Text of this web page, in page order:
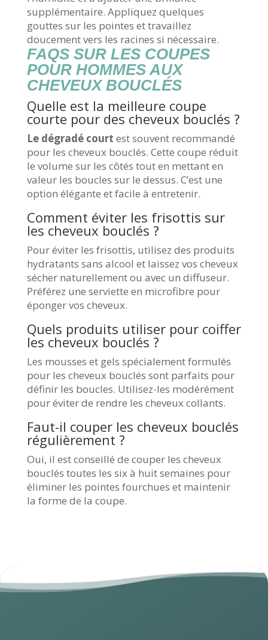
supplémentaire. Appliquez quelques
gouttes sur les pointes et travaillez
doucement vers les racines si nécessaire.
FAQS SUR LES COUPES
POUR HOMMES AUX
CHEVEUX BOUCLÉS
Quelle est la meilleure coupe
courte pour des cheveux bouclés ?
Le dégradé court est souvent recommandé
pour les cheveux bouclés. Cette coupe réduit
le volume sur les côtés tout en mettant en
valeur les boucles sur le dessus. C’est une
option élégante et facile à entretenir.
Comment éviter les frisottis sur
les cheveux bouclés ?
Pour éviter les frisottis, utilisez des produits
hydratants sans alcool et laissez vos cheveux
sécher naturellement ou avec un diffuseur.
Préférez une serviette en microfibre pour
éponger vos cheveux.
Quels produits utiliser pour coiffer
les cheveux bouclés ?
Les mousses et gels spécialement formulés
pour les cheveux bouclés sont parfaits pour
définir les boucles. Utilisez-les modérément
pour éviter de rendre les cheveux collants.
Faut-il couper les cheveux bouclés
régulièrement ?
Oui, il est conseillé de couper les cheveux
bouclés toutes les six à huit semaines pour
éliminer les pointes fourchues et maintenir
la forme de la coupe.